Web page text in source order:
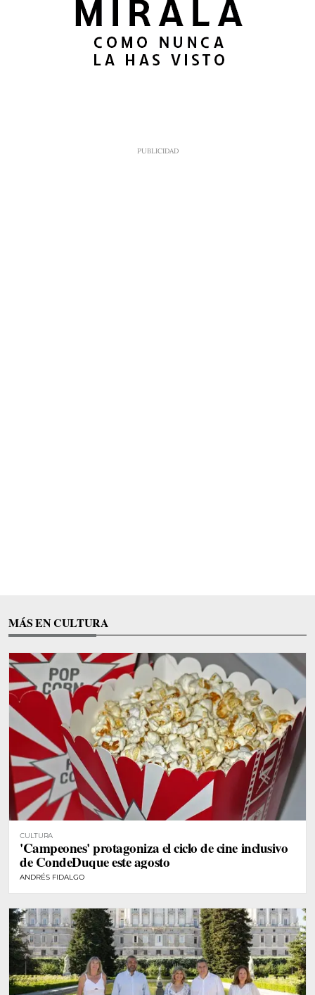
MÁS EN CULTURA
CULTURA
'Campeones' protagoniza el ciclo de cine inclusivo
de CondeDuque este agosto
ANDRÉS FIDALGO